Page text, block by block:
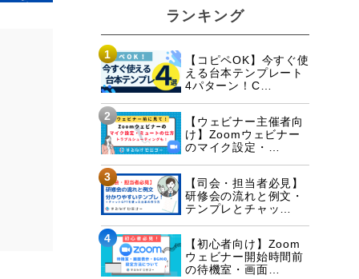
ランキング
1
【コピペOK】今すぐ使
える台本テンプレート
4パターン！C…
2
【ウェビナー主催者向
け】Zoomウェビナー
のマイク設定・…
3
【司会・担当者必見】
研修会の流れと例文・
テンプレとチャッ…
4
【初心者向け】Zoom
ウェビナー開始時間前
の待機室・画面…